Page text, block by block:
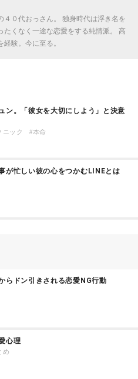
４０代おっさん。 独身時代は浮き名を
たくなく一途な恋愛をする純情派。 高
験。今に至る。
ン。「彼女を大切にしよう」と決意
ニック 本命
が忙しい彼の心をつかむLINEとは
らドン引きされる恋愛NG行動
心理
め